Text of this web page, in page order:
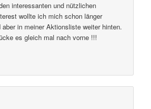
interessanten und nützlichen
wollte ich mich schon länger
in meiner Aktionsliste weiter hinten.
es gleich mal nach vorne !!!